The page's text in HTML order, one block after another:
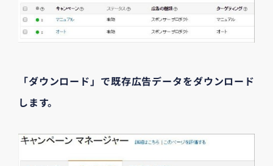
「ダウンロード」で既存広告データをダウンロード
します。